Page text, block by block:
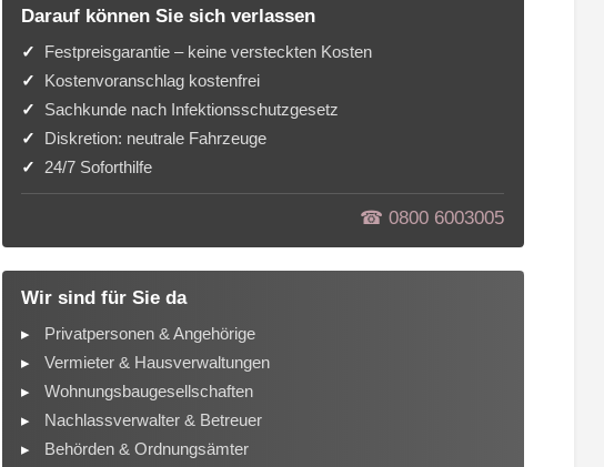
Darauf können Sie sich verlassen
Festpreisgarantie – keine versteckten Kosten
Kostenvoranschlag kostenfrei
Sachkunde nach Infektionsschutzgesetz
Diskretion: neutrale Fahrzeuge
24/7 Soforthilfe
☎︎ 0800 6003005
Wir sind für Sie da
Privatpersonen & Angehörige
Vermieter & Hausverwaltungen
Wohnungsbaugesellschaften
Nachlassverwalter & Betreuer
Behörden & Ordnungsämter